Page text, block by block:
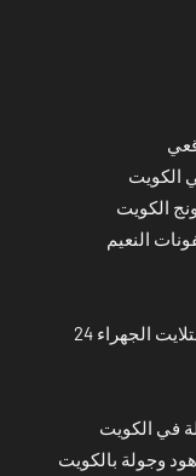
الكويت
الكويت
النعيم
فني تصليح ستلايت الجهراء فني صيانة ستلايت الجهراء 24
في الكويت
وجولة بالكويت